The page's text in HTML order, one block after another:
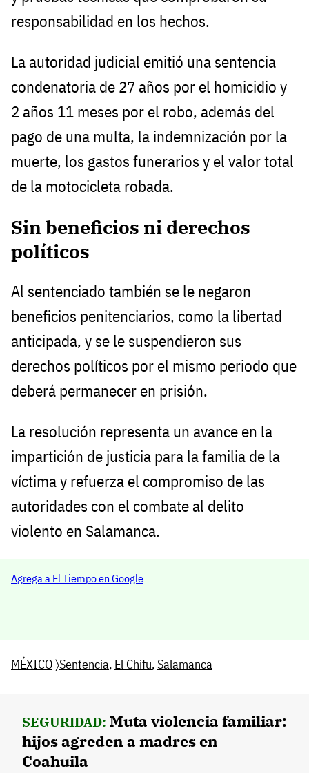
responsabilidad en los hechos.
La autoridad judicial emitió una sentencia
condenatoria de 27 años por el homicidio y
2 años 11 meses por el robo, además del
pago de una multa, la indemnización por la
muerte, los gastos funerarios y el valor total
de la motocicleta robada.
Sin beneficios ni derechos
políticos
Al sentenciado también se le negaron
beneficios penitenciarios, como la libertad
anticipada, y se le suspendieron sus
derechos políticos por el mismo periodo que
deberá permanecer en prisión.
La resolución representa un avance en la
impartición de justicia para la familia de la
víctima y refuerza el compromiso de las
autoridades con el combate al delito
violento en Salamanca.
Agrega a El Tiempo en Google
MÉXICO〉Sentencia, El Chifu, Salamanca
SEGURIDAD: Muta violencia familiar:
hijos agreden a madres en
Coahuila